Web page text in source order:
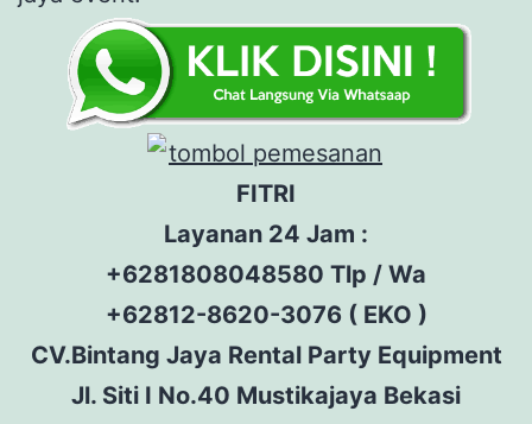
FITRI
Layanan 24 Jam :
+6281808048580 Tlp / Wa
+62812-8620-3076 ( EKO )
CV.Bintang Jaya Rental Party Equipment
Jl. Siti I No.40 Mustikajaya Bekasi